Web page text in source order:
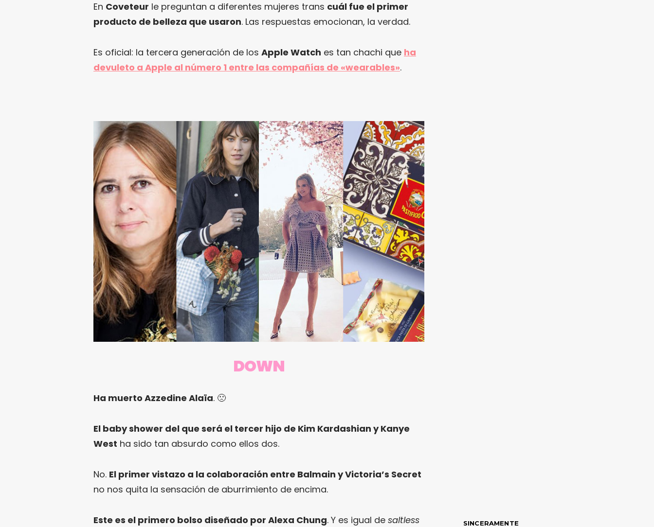
En Coveteur le preguntan a diferentes mujeres trans cuál fue el primer
producto de belleza que usaron. Las respuestas emocionan, la verdad.
Es oficial: la tercera generación de los Apple Watch es tan chachi que ha
devuleto a Apple al número 1 entre las compañías de «wearables».
DOWN
Ha muerto Azzedine Alaïa. 🙁
El baby shower del que será el tercer hijo de Kim Kardashian y Kanye
West ha sido tan absurdo como ellos dos.
No. El primer vistazo a la colaboración entre Balmain y Victoria’s Secret
no nos quita la sensación de aburrimiento de encima.
Este es el primero bolso diseñado por Alexa Chung. Y es igual de saltless SINCERAMENTE